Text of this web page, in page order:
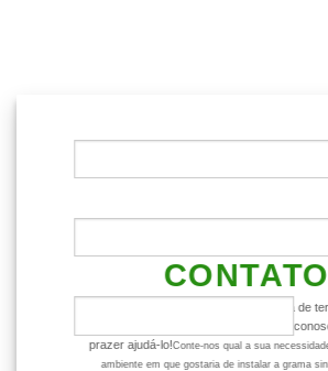
CONTATO
Ficou com alguma dúvida ou gostaria de
mais detalhadas? Entre em contato
prazer ajudá-lo!Conte-nos qual a sua
ambiente em que gostaria de instalar a grama